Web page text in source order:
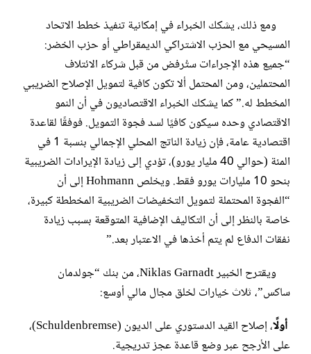
ومع ذلك، يشكك الخبراء في إمكانية تنفيذ خطط الاتحاد
المسيحي مع الحزب الاشتراكي الديمقراطي أو حزب الخضر:
“جميع هذه الإجراءات ستُرفض من قبل شركاء الائتلاف
المحتملين، ومن المحتمل ألا تكون كافية لتمويل الإصلاح الضريبي
المخطط له.” كما يشكك الخبراء الاقتصاديون في أن النمو
الاقتصادي وحده سيكون كافيًا لسد فجوة التمويل. فوفقًا لقاعدة
اقتصادية عامة، فإن زيادة الناتج المحلي الإجمالي بنسبة 1 في
المئة (حوالي 40 مليار يورو)، تؤدي إلى زيادة الإيرادات الضريبية
بنحو 10 مليارات يورو فقط. ويخلص Hohmann إلى أن
“الفجوة المحتملة لتمويل التخفيضات الضريبية المخططة كبيرة،
خاصة بالنظر إلى أن التكاليف الإضافية المتوقعة بسبب زيادة
نفقات الدفاع لم يتم أخذها في الاعتبار بعد.”
ويقترح الخبير Niklas Garnadt، من بنك “جولدمان
ساكس”، ثلاث خيارات لخلق مجال مالي أوسع:
أولًا
، إصلاح القيد الدستوري على الديون (Schuldenbremse)،
على الأرجح عبر وضع قاعدة عجز تدريجية.